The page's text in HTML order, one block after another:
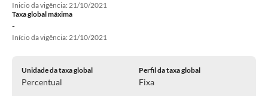
Inicio da vigência: 21/10/2021
Taxa global máxima
-
Início da vigência: 21/10/2021
Unidade da taxa global
Percentual
Perfil da taxa global
Fixa